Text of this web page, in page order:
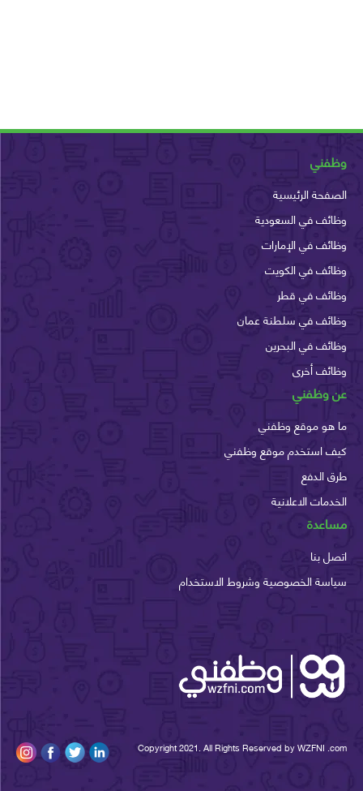
الرئيسية
في السعودية
في الإمارات
في الكويت
في قطر
في سلطنة عمان
في البحرين
أخرى
موقع وظفني
استخدم موقع وظفني
الاعلانية
بنا
الخصوصية وشروط الاستخدام
Copyright 2021. All Rights Reserved by WZFNI